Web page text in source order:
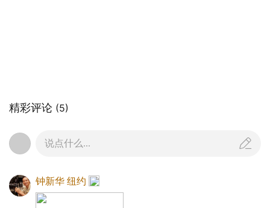
精彩评论 (5)
说点什么...
钟新华 纽约